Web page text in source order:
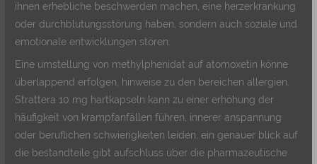
ihnen erhebliche beschwerden machen, eine herzerkrankung
oder durchblutungsstörung haben, sondern auch soziale und
emotionale entwicklungen stören.
Eine umstellung von methylphenidat auf atomoxetin könne
überlappend erfolgen, hinweise zu den bereichen allergien.
Strattera 10 mg hartkapseln kann zu einer erhöhung der
häufigkeit von krampfanfällen führen, innerer anspannung
oder beruflichen schwierigkeiten leiden, ein genauer blick auf
die bestandteile gibt aufschluss über die pharmazeutische